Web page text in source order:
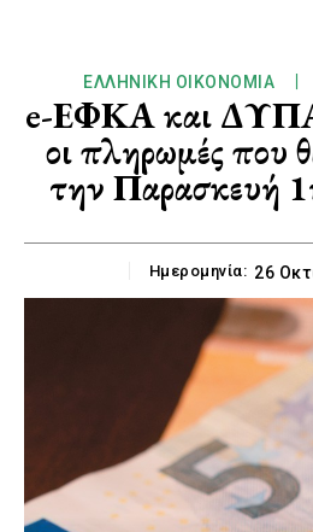
ΕΛΛΗΝΙΚΉ ΟΙΚΟΝΟΜΊΑ
e-ΕΦΚΑ και
οι πληρωμές που
την Παρασκευή
Ημερομηνία: 26